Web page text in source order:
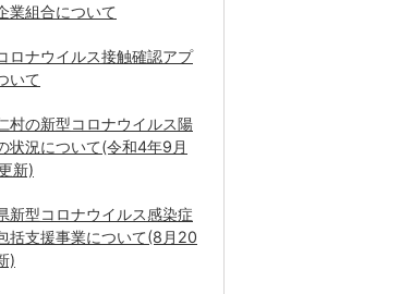
業組合について
ロナウイルス接触確認アプ
いて
村の新型コロナウイルス陽
状況について(令和4年9月
新)
新型コロナウイルス感染症
括支援事業について(8月20
)